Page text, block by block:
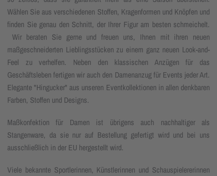
Wählen Sie aus verschiedenen Stoffen, Kragenformen und Knöpfen und
finden Sie genau den Schnitt, der Ihrer Figur am besten schmeichelt.
Wir beraten Sie gerne und freuen uns, Ihnen mit ihren neuen
maßgeschneiderten Lieblingsstücken zu einem ganz neuen Look-and-
Feel zu verhelfen. Neben den klassischen Anzügen für das
Geschäftsleben fertigen wir auch den Damenanzug für Events jeder Art.
Elegante "Hingucker" aus unseren Eventkollektionen in allen denkbaren
Farben, Stoffen und Designs.
Maßkonfektion für Damen ist übrigens auch nachhaltiger als
Stangenware, da sie nur auf Bestellung gefertigt wird und bei uns
ausschließlich in der EU hergestellt wird.
Viele bekannte Sportlerinnen, Künstlerinnen und Schauspielererinnen